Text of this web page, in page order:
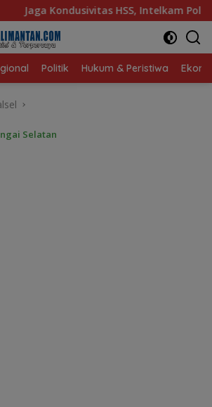
Polda Kalsel Dorong Persatuan
Politik Hukum & Peristiwa
Selatan